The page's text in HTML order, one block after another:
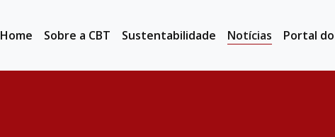
Home Sobre a CBT Sustentabilidade Notícias Portal